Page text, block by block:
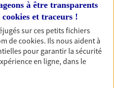
à être transparents
cookies et traceurs !
sur ces petits fichiers
decookies. Ils nous aident à
pour garantir la sécurité
en ligne, dans le